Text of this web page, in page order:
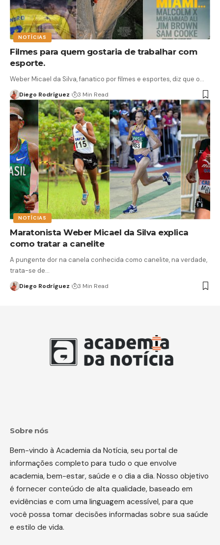
NOTÍCIAS
Filmes para quem gostaria de trabalhar com
esporte.
Weber Micael da Silva, fanatico por filmes e esportes, diz que o…
Diego Rodríguez 3 Min Read
NOTÍCIAS
Maratonista Weber Micael da Silva explica
como tratar a canelite
A pungente dor na canela conhecida como canelite, na verdade,
trata-se de…
Diego Rodríguez 3 Min Read
Sobre nós
Bem-vindo à Academia da Notícia, seu portal de
informações completo para tudo o que envolve
academia, bem-estar, saúde e o dia a dia. Nosso objetivo
é fornecer conteúdo de alta qualidade, baseado em
evidências e com uma linguagem acessível, para que
você possa tomar decisões informadas sobre sua saúde
e estilo de vida.